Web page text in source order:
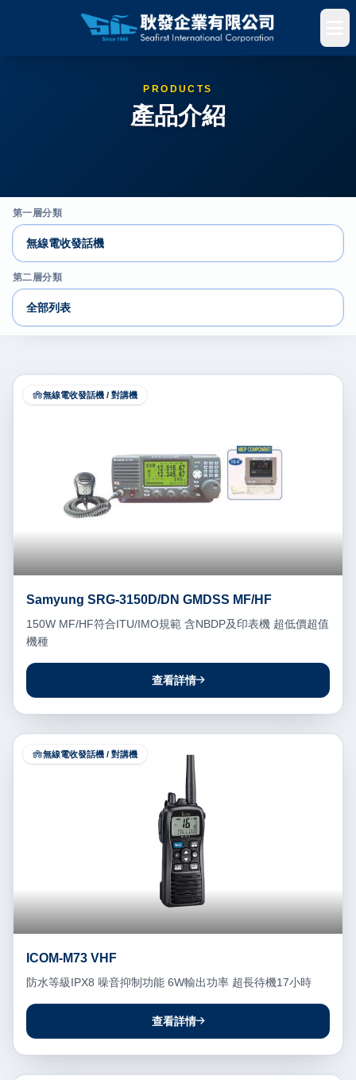
PRODUCTS
產品介紹
第一層分類
第二層分類
無線電收發話機 / 對講機
Samyung SRG-3150D/DN GMDSS MF/HF
150W MF/HF符合ITU/IMO規範 含NBDP及印表機 超低價超值
機種
查看詳情
無線電收發話機 / 對講機
ICOM-M73 VHF
防水等級IPX8 噪音抑制功能 6W輸出功率 超長待機17小時
查看詳情